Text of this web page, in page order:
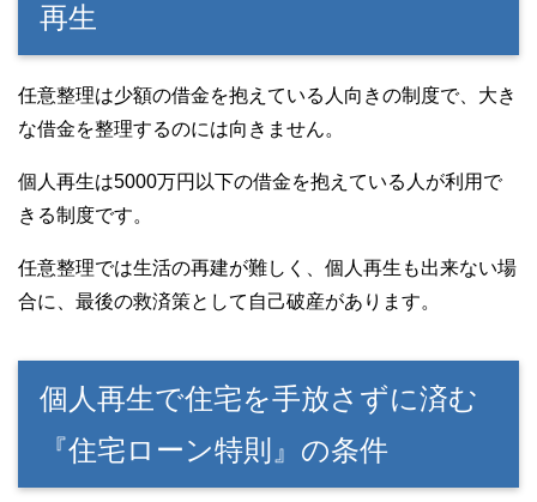
再生
任意整理は少額の借金を抱えている人向きの制度で、大き
な借金を整理するのには向きません。
個人再生は5000万円以下の借金を抱えている人が利用で
きる制度です。
任意整理では生活の再建が難しく、個人再生も出来ない場
合に、最後の救済策として自己破産があります。
個人再生で住宅を手放さずに済む
『住宅ローン特則』の条件